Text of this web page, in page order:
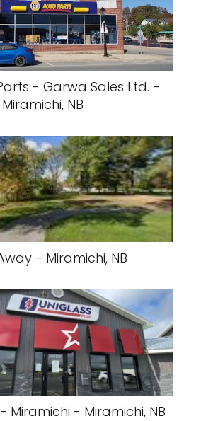
- Garwa Sales Ltd. -
Miramichi, NB
- Miramichi, NB
Miramichi - Miramichi, NB